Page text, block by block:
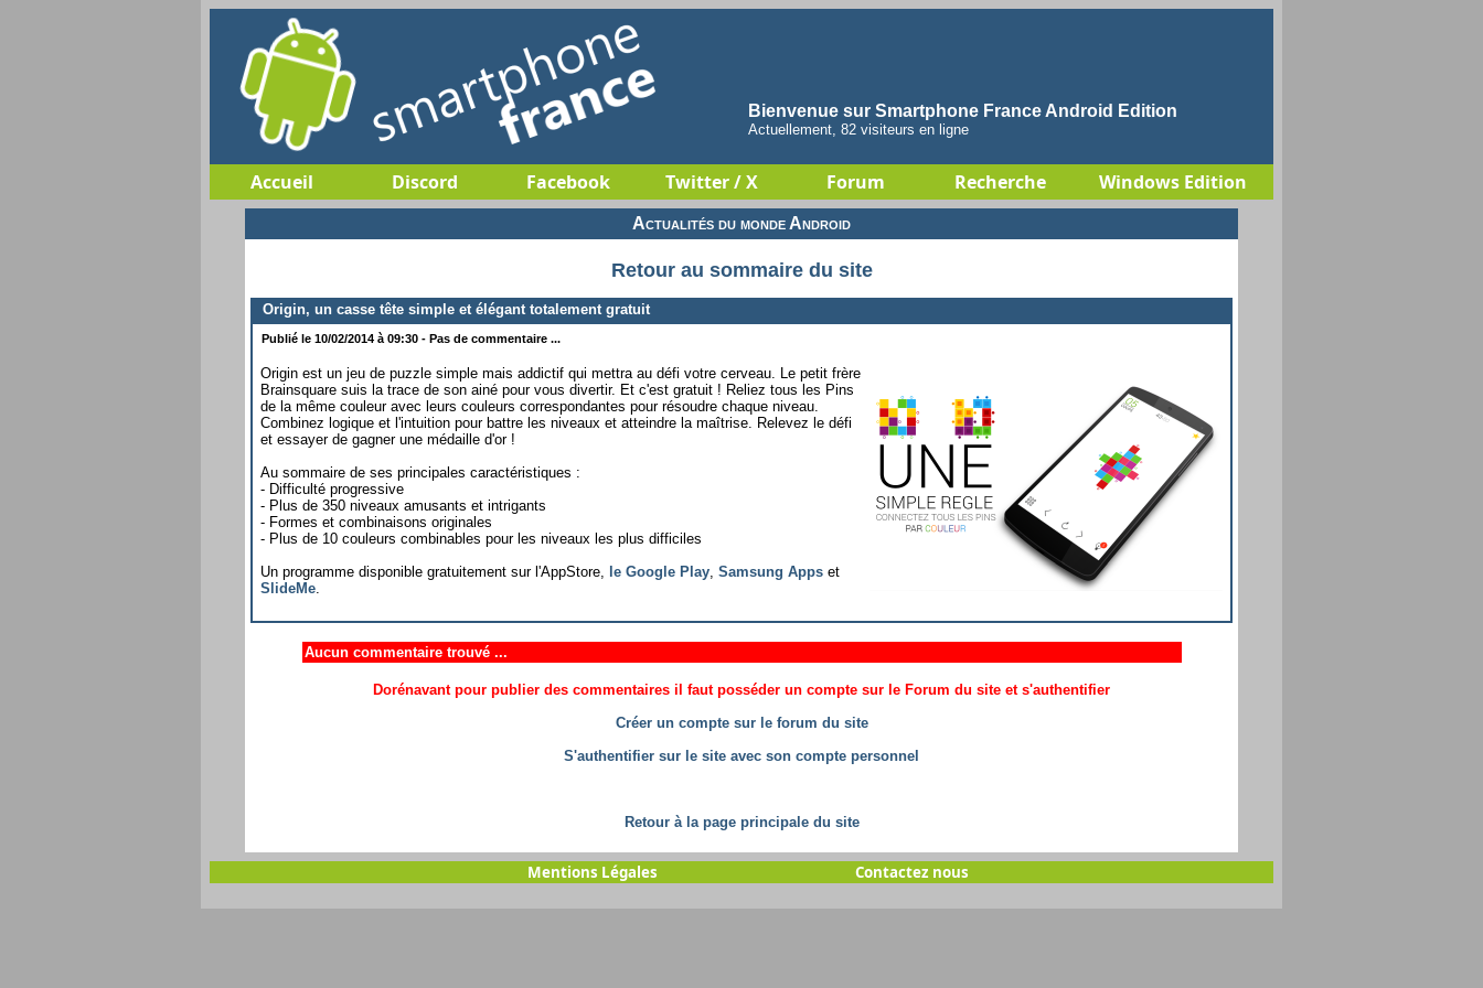
Bienvenue sur Smartphone France Android Edition
Actuellement, 82 visiteurs en ligne
Accueil Discord Facebook Twitter / X Forum Recherche Windows Edition
Actualités du monde Android
Retour au sommaire du site
Origin, un casse tête simple et élégant totalement gratuit
Publié le 10/02/2014 à 09:30 - Pas de commentaire ...
Origin est un jeu de puzzle simple mais addictif qui mettra au défi votre cerveau. Le petit frère
Brainsquare suis la trace de son ainé pour vous divertir. Et c'est gratuit ! Reliez tous les Pins
de la même couleur avec leurs couleurs correspondantes pour résoudre chaque niveau.
Combinez logique et l'intuition pour battre les niveaux et atteindre la maîtrise. Relevez le défi
et essayer de gagner une médaille d'or !
Au sommaire de ses principales caractéristiques :
- Difficulté progressive
- Plus de 350 niveaux amusants et intrigants
- Formes et combinaisons originales
- Plus de 10 couleurs combinables pour les niveaux les plus difficiles
Un programme disponible gratuitement sur l'AppStore, le Google Play Samsung Apps et
SlideMe
Aucun commentaire trouvé ...
Dorénavant pour publier des commentaires il faut posséder un compte sur le Forum du site et s'authentifier
Créer un compte sur le forum du site
S'authentifier sur le site avec son compte personnel
Retour à la page principale du site
Mentions Légales Contactez nous